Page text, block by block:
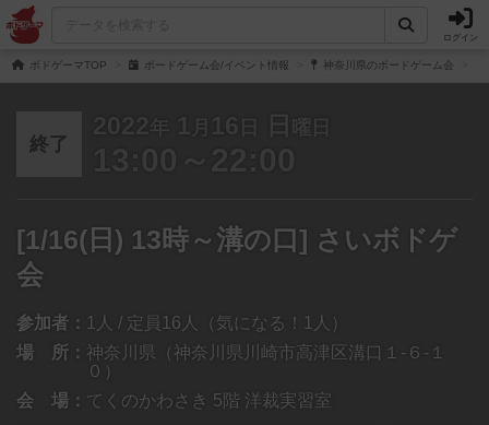
ログイン
ボドゲーマTOP ボードゲーム会/イベント情報 神奈川県のボードゲーム会
終了
2022 年 1 月 16 日 日 曜日
13:00～22:00
[1/16(日) 13時～溝の口] さいボドゲ
会
参加者： 1人 / 定員16人（気になる！1人）
場 所： 神奈川県（神奈川県川崎市高津区溝口１-６-１
０）
会 場： てくのかわさき 5階 洋裁実習室